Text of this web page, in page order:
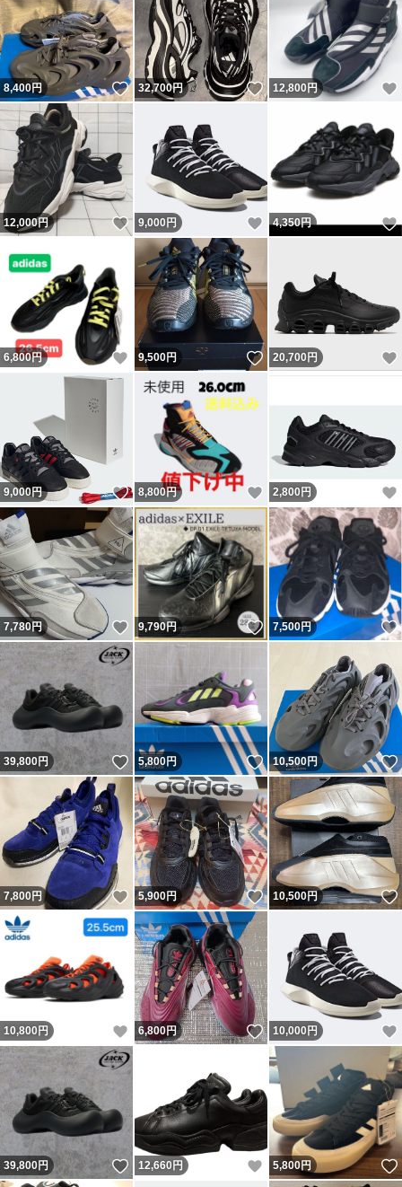
8,400円 いいね！
32,700円 いいね！
12,800 円
12,000円 いいね！
9,000 円 いいね！
4,350円
6,800円 いいね！
9,500円 いいね！
20,700 円
9,000円 いいね！
8,800円 いいね！
2,800 円
7,780円 いいね！
9,790円 いいね！
7,500円
39,800円 いいね！
5,800円 いいね！
10,500円
7,800円 いいね！
5,900円 いいね！
10,500円
10,800 円 いいね！
6,800円 いいね！
10,000 円
39,800円 いいね！
12,660 円 いいね！
5,800円